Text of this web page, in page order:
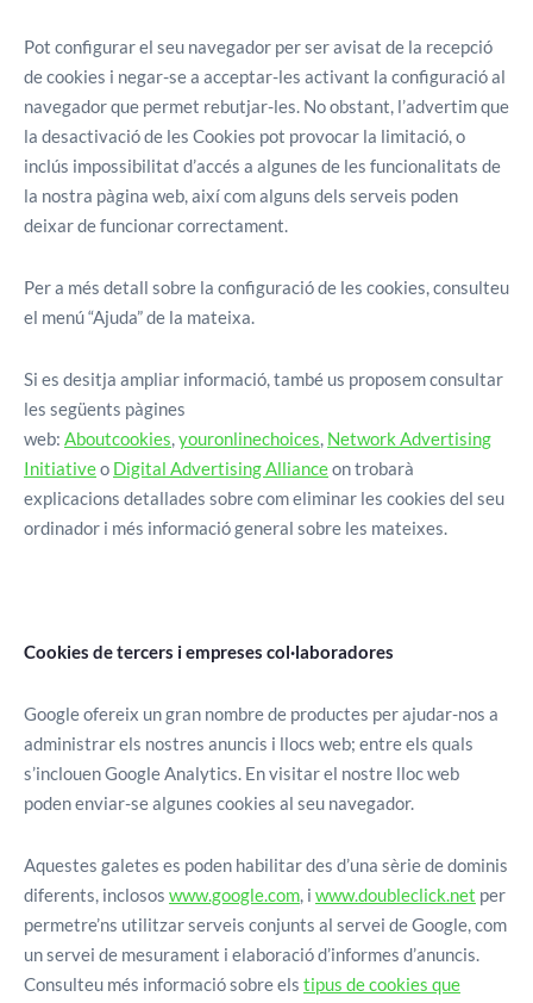
Pot configurar el seu navegador per ser avisat de la recepció
de cookies i negar-se a acceptar-les activant la configuració al
navegador que permet rebutjar-les. No obstant, l’advertim que
la desactivació de les Cookies pot provocar la limitació, o
inclús impossibilitat d’accés a algunes de les funcionalitats de
la nostra pàgina web, així com alguns dels serveis poden
deixar de funcionar correctament.
Per a més detall sobre la configuració de les cookies, consulteu
el menú “Ajuda” de la mateixa.
Si es desitja ampliar informació, també us proposem consultar
les següents pàgines
web: Aboutcookies,youronlinechoices, Network Advertising
Initiativeo Digital Advertising Allianceon trobarà
explicacions detallades sobre com eliminar les cookies del seu
ordinador i més informació general sobre les mateixes.
Cookies de tercers i empreses col·laboradores
Google ofereix un gran nombre de productes per ajudar-nos a
administrar els nostres anuncis i llocs web; entre els quals
s’inclouen Google Analytics. En visitar el nostre lloc web
poden enviar-se algunes cookies al seu navegador.
Aquestes galetes es poden habilitar des d’una sèrie de dominis
diferents, inclosos www.google.com, i www.doubleclick.net per
permetre’ns utilitzar serveis conjunts al servei de Google, com
un servei de mesurament i elaboració d’informes d’anuncis.
Consulteu més informació sobre els tipus de cookies que